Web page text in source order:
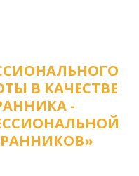
В КАЧЕСТВЕ
-